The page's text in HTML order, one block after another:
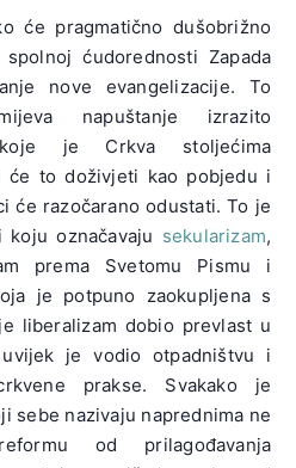
će pragmatično dušobrižno
ćudorednosti Zapada
nove evangelizacije. To
napuštanje izrazito
je Crkva stoljećima
će to doživjeti kao pobjedu i
će razočarano odustati. To je
koju označavaju sekularizam,
prema Svetomu Pismu i
je potpuno zaokupljena s
liberalizam dobio prevlast u
uvijek je vodio otpadništvu i
prakse. Svakako je
sebe nazivaju naprednima ne
od prilagođavanja